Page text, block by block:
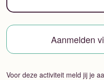
Aanmelden
Voor deze activiteit meld jij je